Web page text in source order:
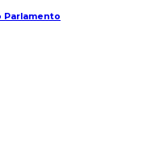
Parlamento